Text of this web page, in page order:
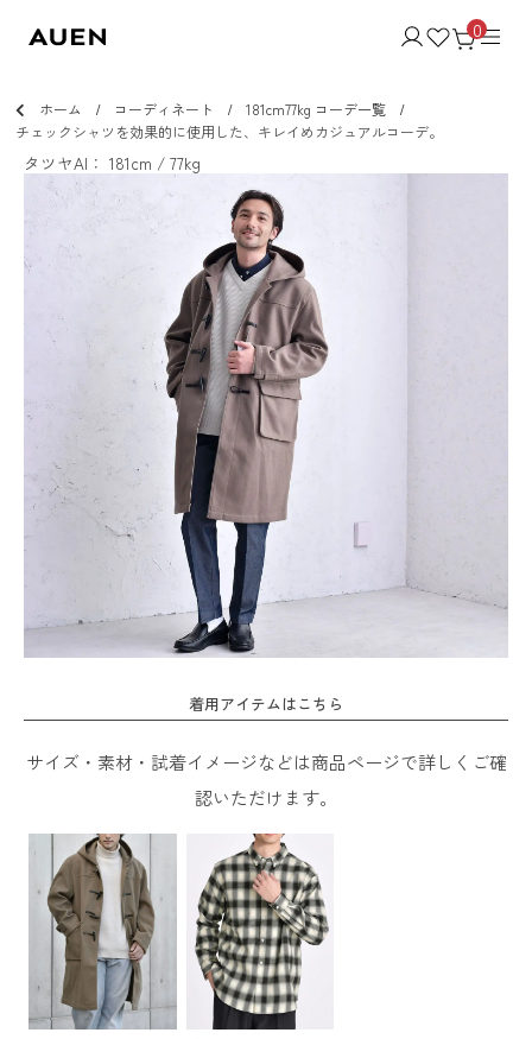
0
ホーム コーディネート
181cm77kg コーデ一覧
チェックシャツを効果的に使用した、キレイめカジュアルコーデ。
タツヤAI： 181cm / 77kg
着用アイテムはこちら
サイズ・素材・試着イメージなどは商品ページで詳しくご確
認いただけます。